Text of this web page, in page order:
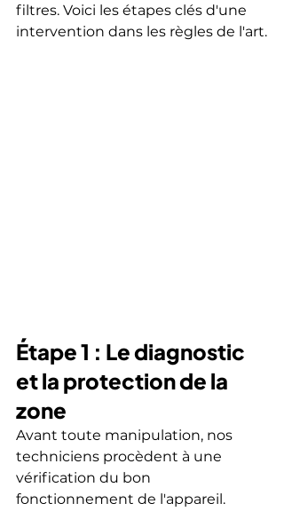
filtres. Voici les étapes clés d'une
intervention dans les règles de l'art.
Étape 1 : Le diagnostic
et la protection de la
zone
Avant toute manipulation, nos
techniciens procèdent à une
vérification du bon
fonctionnement de l'appareil.